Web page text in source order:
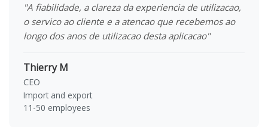
"A fiabilidade, a clareza da experiencia de utilizacao,
o servico ao cliente e a atencao que recebemos ao
longo dos anos de utilizacao desta aplicacao"
Thierry M
CEO
Import and export
11-50 employees